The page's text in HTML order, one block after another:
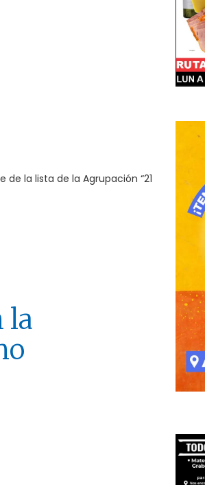
la lista de la Agrupación “21
la